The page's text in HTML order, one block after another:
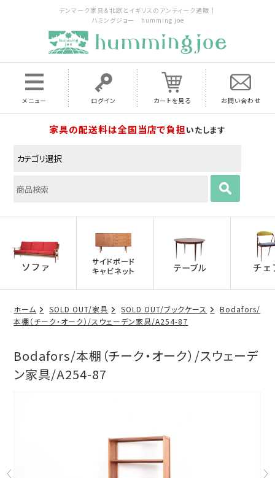
デンマーク家具＆北欧とイギリスのアンティーク通販｜
ハミングジョー humming joe
メニュー ログイン カートを見る お問い合わせ
家具の配送料は全国当店で負担いたします
ホーム SOLD OUT/家具 SOLD OUT/ブックケース
Bodafors/
本棚（チーク・オーク）/スウェーデン家具/A254-87
Bodafors/本棚（チーク・オーク）/スウェーデ
ン家具/A254-87